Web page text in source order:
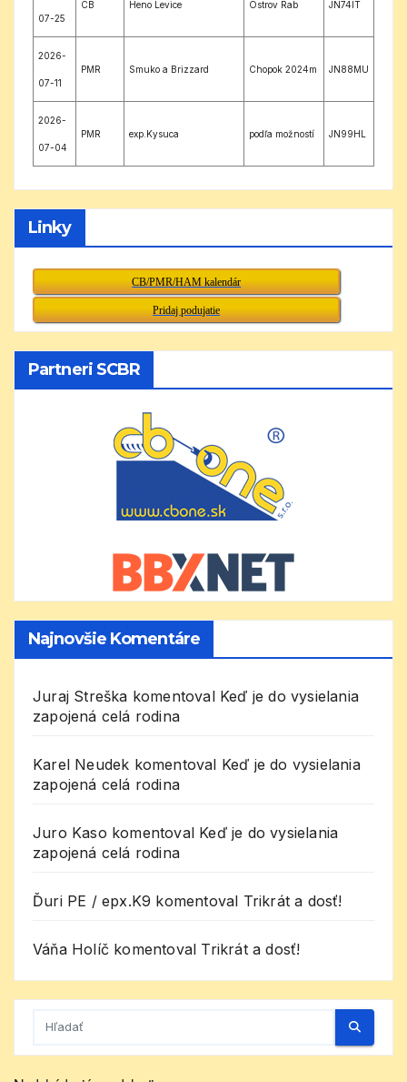
07-25
CB Heno Levice Ostrov Rab JN74IT
2026-
07-11
PMR Smuko a Brizzard Chopok 2024m JN88MU
2026-
07-04
PMR exp.Kysuca podľa možností JN99HL
Linky
CB/PMR/HAM kalendár
Pridaj podujatie
Partneri SCBR
Najnovšie Komentáre
Juraj Streška komentoval Keď je do vysielania
zapojená celá rodina
Karel Neudek komentoval Keď je do vysielania
zapojená celá rodina
Juro Kaso komentoval Keď je do vysielania
zapojená celá rodina
Ďuri PE / epx.K9 komentoval Trikrát a dosť!
Váňa Holíč komentoval Trikrát a dosť!